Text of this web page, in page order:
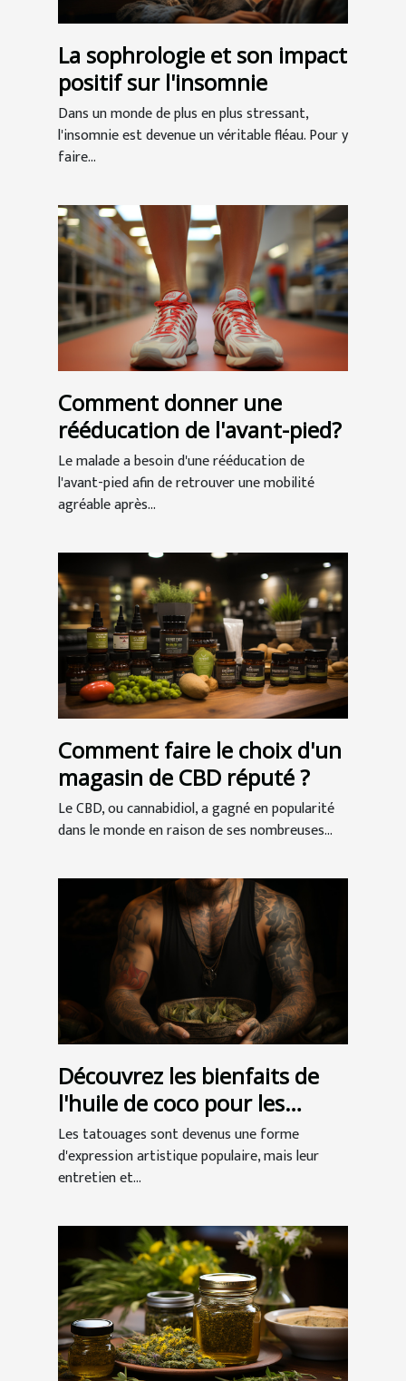
La sophrologie et son impact
positif sur l'insomnie
Dans un monde de plus en plus stressant,
l'insomnie est devenue un véritable fléau. Pour y
faire...
Comment donner une
rééducation de l'avant-pied?
Le malade a besoin d'une rééducation de
l'avant-pied afin de retrouver une mobilité
agréable après...
Comment faire le choix d'un
magasin de CBD réputé ?
Le CBD, ou cannabidiol, a gagné en popularité
dans le monde en raison de ses nombreuses...
Découvrez les bienfaits de
l'huile de coco pour les
tatouages
Les tatouages sont devenus une forme
d'expression artistique populaire, mais leur
entretien et...